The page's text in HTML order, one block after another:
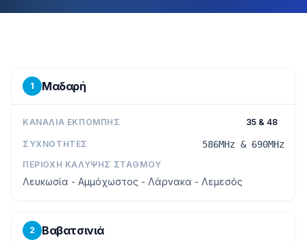
1 Μαδαρή
ΚΑΝΆΛΙΑ ΕΚΠΟΜΠΉΣ 35 & 48
ΣΥΧΝΌΤΗΤΕΣ 586MHz & 690MHz
ΠΕΡΙΟΧΉ ΚΆΛΥΨΗΣ ΣΤΑΘΜΟΎ
Λευκωσία - Αμμόχωστος - Λάρνακα - Λεμεσός
2 Βαβατσινιά